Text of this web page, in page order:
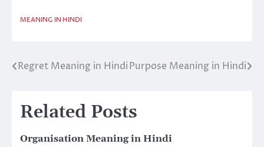
MEANING IN HINDI
Post
Regret Meaning in HindiPurpose Meaning in Hindi
Related Posts
Organisation Meaning in Hindi